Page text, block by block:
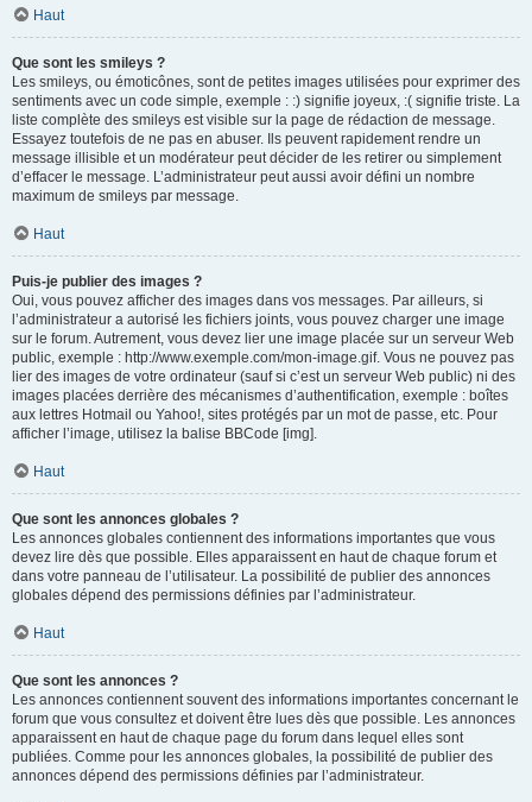
Haut
Que sont les smileys ?
Les smileys, ou émoticônes, sont de petites images utilisées pour exprimer des
sentiments avec un code simple, exemple : :) signifie joyeux, :( signifie triste. La
liste complète des smileys est visible sur la page de rédaction de message.
Essayez toutefois de ne pas en abuser. Ils peuvent rapidement rendre un
message illisible et un modérateur peut décider de les retirer ou simplement
d’effacer le message. L’administrateur peut aussi avoir défini un nombre
maximum de smileys par message.
Haut
Puis-je publier des images ?
Oui, vous pouvez afficher des images dans vos messages. Par ailleurs, si
l’administrateur a autorisé les fichiers joints, vous pouvez charger une image
sur le forum. Autrement, vous devez lier une image placée sur un serveur Web
public, exemple : http://www.exemple.com/mon-image.gif. Vous ne pouvez pas
lier des images de votre ordinateur (sauf si c’est un serveur Web public) ni des
images placées derrière des mécanismes d’authentification, exemple : boîtes
aux lettres Hotmail ou Yahoo!, sites protégés par un mot de passe, etc. Pour
afficher l’image, utilisez la balise BBCode [img].
Haut
Que sont les annonces globales ?
Les annonces globales contiennent des informations importantes que vous
devez lire dès que possible. Elles apparaissent en haut de chaque forum et
dans votre panneau de l’utilisateur. La possibilité de publier des annonces
globales dépend des permissions définies par l’administrateur.
Haut
Que sont les annonces ?
Les annonces contiennent souvent des informations importantes concernant le
forum que vous consultez et doivent être lues dès que possible. Les annonces
apparaissent en haut de chaque page du forum dans lequel elles sont
publiées. Comme pour les annonces globales, la possibilité de publier des
annonces dépend des permissions définies par l’administrateur.